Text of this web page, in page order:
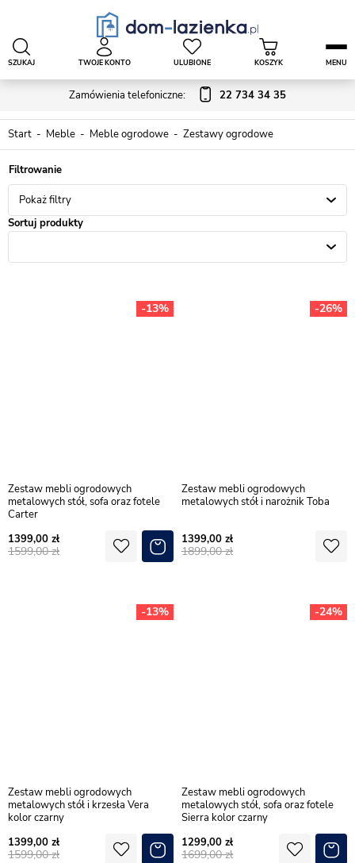
Zamówienia telefoniczne: 22 734 34 35
SZUKAJ TWOJE KONTO ULUBIONE KOSZYK MENU
Start Meble Meble ogrodowe Zestawy ogrodowe
Pokaż filtry
Sortuj produkty
Zestaw mebli ogrodowych
metalowych stół, sofa oraz fotele
Carter
1399,00
1599,00
-13%
Zestaw mebli ogrodowych
metalowych stół i narożnik Toba
1399,00
1899,00
-26%
Zestaw mebli ogrodowych
metalowych stół i krzesła Vera
kolor czarny
1399,00
1599,00
-13%
Zestaw mebli ogrodowych
metalowych stół, sofa oraz fotele
Sierra kolor czarny
1299,00
1699,00
-24%